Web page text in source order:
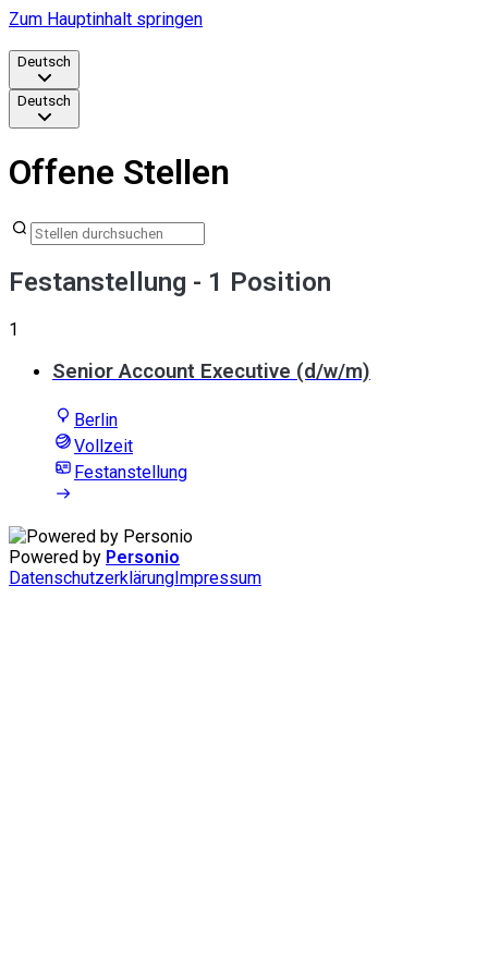
Zum Hauptinhalt springen
Deutsch
Deutsch
Offene Stellen
Festanstellung - 1 Position
1
Senior Account Executive (d/w/m)
Berlin
Vollzeit
Festanstellung
Powered by Personio
DatenschutzerklärungImpressum